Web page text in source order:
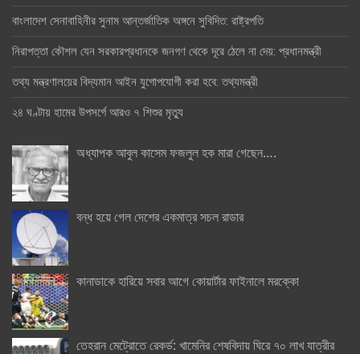
বাংলাদেশ সেনাবাহিনীর সুনাম আন্তর্জাতিক অঙ্গনে সুবিদিত: রাষ্ট্রপতি
নিরাপত্তা কৌশল যেন সরকারপ্রধানকে জনগণ থেকে দূরে ঠেলে না দেয়: প্রধানমন্ত্রী
তথ্য মন্ত্রণালয়ের বিদ্যমান আইন যুগোপযোগী করা হবে: তথ্যমন্ত্রী
২৪ ঘণ্টায় হামের উপসর্গে আরও ৭ শিশুর মৃত্যু
অধ্যাপক আবুল কাসেম ফজলুল হক মারা গেছেন….
বন্ধ হয়ে গেল দেশের একমাত্র সচল রাডার
কানাডাকে হারিয়ে সবার আগে কোয়ার্টার ফাইনালে মরক্কো
তেহরান মেট্রোতে রেকর্ড: খামেনির শেষবিদায় ঘিরে ৭০ লাখ যাত্রীর